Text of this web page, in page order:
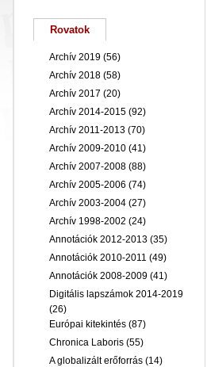
Rovatok
Archív 2019 (56)
Archív 2018 (58)
Archív 2017 (20)
Archív 2014-2015 (92)
Archív 2011-2013 (70)
Archív 2009-2010 (41)
Archív 2007-2008 (88)
Archív 2005-2006 (74)
Archív 2003-2004 (27)
Archív 1998-2002 (24)
Annotációk 2012-2013 (35)
Annotációk 2010-2011 (49)
Annotációk 2008-2009 (41)
Digitális lapszámok 2014-2019
(26)
Európai kitekintés (87)
Chronica Laboris (55)
A globalizált erőforrás (14)